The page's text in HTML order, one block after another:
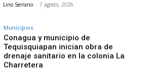
Lino Serrano - 7 agosto, 2026
Municipios
Conagua y municipio de
Tequisquiapan inician obra de
drenaje sanitario en la colonia La
Charretera